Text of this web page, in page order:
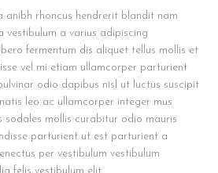
anibh rhoncus hendrerit blandit nam
vestibulum a varius adipiscing
fermentum dis aliquet tellus mollis et
vel mi etiam ullamcorper parturient
odio dapibus nisl ut luctus suscipit
leo ac ullamcorper integer mus
sodales mollis curabitur odio mauris
parturient ut est parturient a
per vestibulum vestibulum